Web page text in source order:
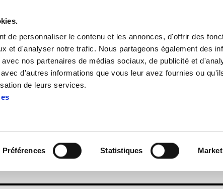
de personnaliser le contenu et les annonces, d'offrir des
et d'analyser notre trafic. Nous partageons également des
nos partenaires de médias sociaux, de publicité et
d'autres informations que vous leur avez fournies ou
de leurs services.
Préférences Statistiques
ELAREN PROPOSAMENAK FORU-ALDUNDIEN
FORU-ALDUNDIEN
fiscalidad eus.pdf